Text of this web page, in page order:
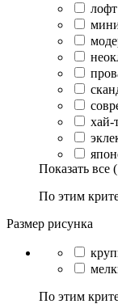
лофт
хай-
Показать все
По этим
Размер рисунка
По этим